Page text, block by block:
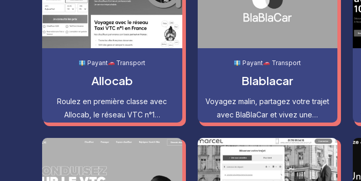
Payant Transport
Allocab
Roulez en première classe avec
Allocab, le réseau VTC n°1…
Payant Transport
Blablacar
Voyagez malin, partagez votre trajet
avec BlaBlaCar et vivez une…